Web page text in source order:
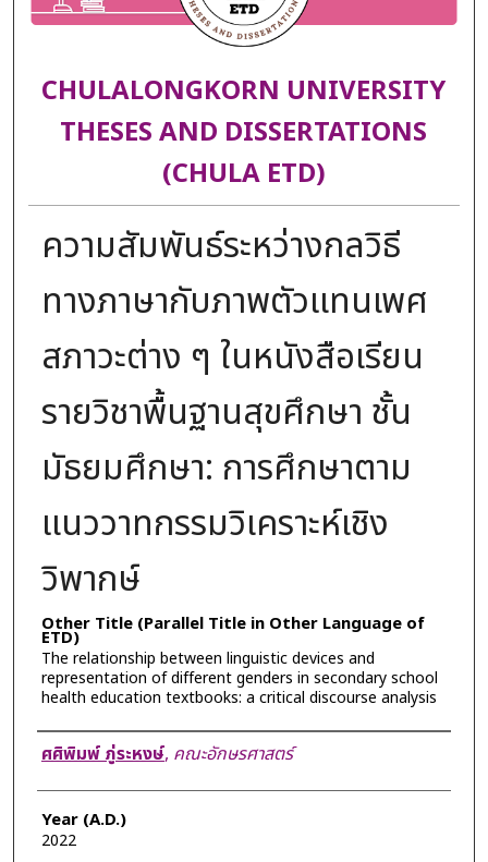
CHULALONGKORN UNIVERSITY
THESES AND DISSERTATIONS
(CHULA ETD)
ความสัมพันธ์ระหว่างกลวิธี
ทางภาษากับภาพตัวแทนเพศ
สภาวะต่าง ๆ ในหนังสือเรียน
รายวิชาพื้นฐานสุขศึกษา ชั้น
มัธยมศึกษา: การศึกษาตาม
แนววาทกรรมวิเคราะห์เชิง
วิพากษ์
Other Title (Parallel Title in Other Language of
ETD)
The relationship between linguistic devices and
representation of different genders in secondary school
health education textbooks: a critical discourse analysis
Author
ศศิพิมพ์ ภู่ระหงษ์, คณะอักษรศาสตร์
Year (A.D.)
2022